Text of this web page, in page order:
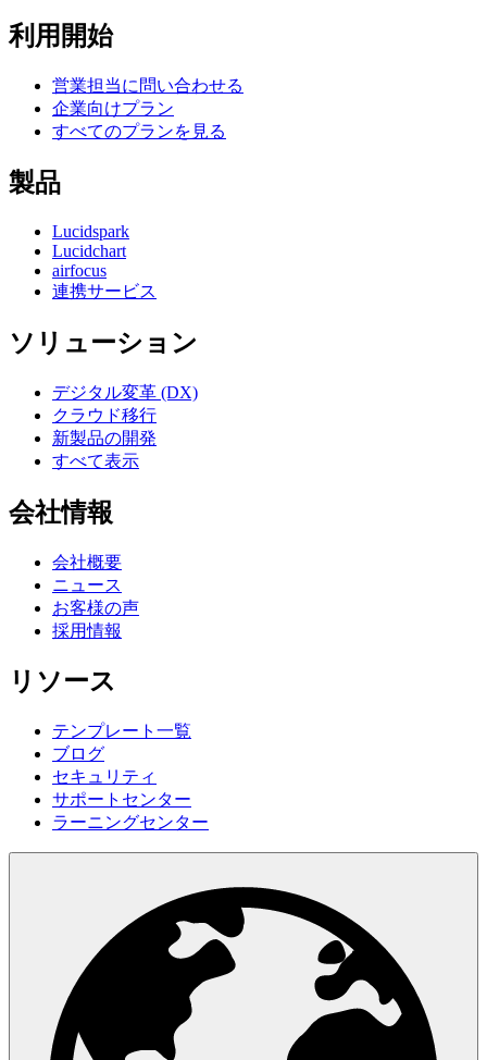
利用開始
営業担当に問い合わせる
企業向けプラン
すべてのプランを見る
製品
Lucidspark
Lucidchart
airfocus
連携サービス
ソリューション
デジタル変革 (DX)
クラウド移行
新製品の開発
すべて表示
会社情報
会社概要
ニュース
お客様の声
採用情報
リソース
テンプレート一覧
ブログ
セキュリティ
サポートセンター
ラーニングセンター